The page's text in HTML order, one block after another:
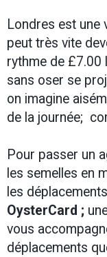
Londres est une
peut très vite
rythme de £7.00
sans oser se
on imagine
de la journée;
Pour passer un
les semelles en
les
OysterCard ;
vous
déplacements